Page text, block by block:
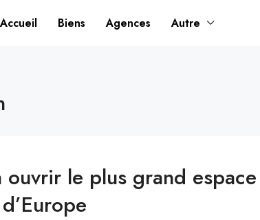
Accueil Biens Agences Autre
ouvrir le plus grand